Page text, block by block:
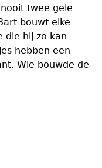
twee gele
bouwt elke
die hij zo kan
hebben een
Wie bouwde de